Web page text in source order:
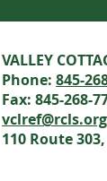
VALLEY
Phone: 845-
Fax: 845-268-
vclref@rcls.org
110 Route